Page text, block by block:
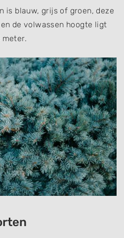
is blauw, grijs of groen, deze
de volwassen hoogte ligt
meter.